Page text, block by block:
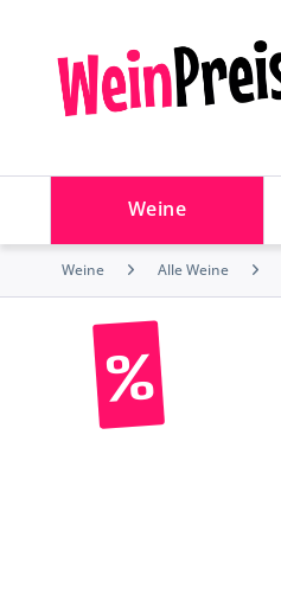
Weine
Weine Alle Weine